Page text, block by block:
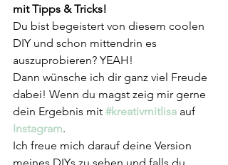
mit Tipps & Tricks!
Du bist begeistert von diesem coolen
DIY und schon mittendrin es
auszuprobieren? YEAH!
Dann wünsche ich dir ganz viel Freude
dabei! Wenn du magst zeig mir gerne
dein Ergebnis mit #kreativmitlisa auf
Instagram.
Ich freue mich darauf deine Version